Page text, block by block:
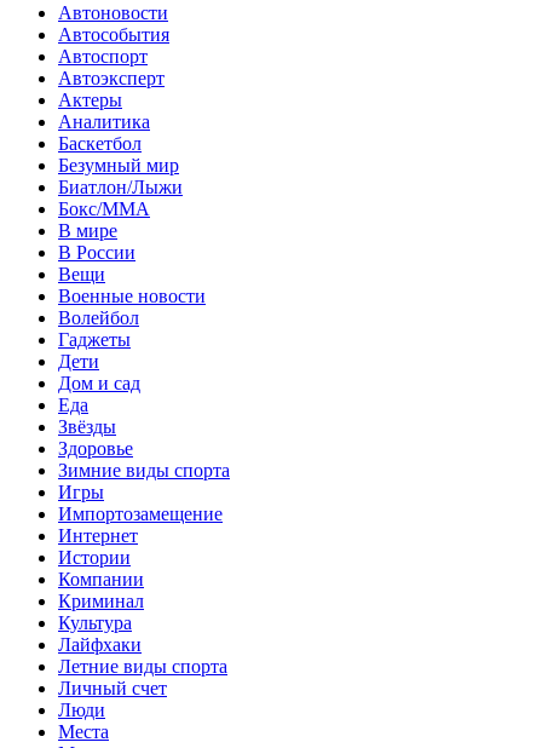
Автоновости
Автособытия
Автоспорт
Автоэксперт
Актеры
Аналитика
Баскетбол
Безумный мир
Биатлон/Лыжи
Бокс/MMA
В мире
В России
Вещи
Военные новости
Волейбол
Гаджеты
Дети
Дом и сад
Еда
Звёзды
Здоровье
Зимние виды спорта
Игры
Импортозамещение
Интернет
Истории
Компании
Криминал
Культура
Лайфхаки
Летние виды спорта
Личный счет
Люди
Места